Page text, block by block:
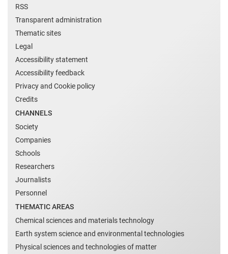
RSS
Transparent administration
Thematic sites
Legal
Accessibility statement
Accessibility feedback
Privacy and Cookie policy
Credits
CHANNELS
Society
Companies
Schools
Researchers
Journalists
Personnel
THEMATIC AREAS
Chemical sciences and materials technology
Earth system science and environmental technologies
Physical sciences and technologies of matter